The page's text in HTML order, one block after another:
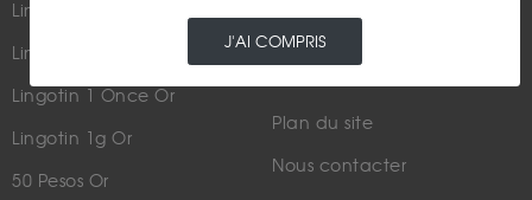
Lingot 1Kg Or
Lingot 100g Or
Lingotin 1 Once Or
Lingotin 1g Or
50 Pesos Or
Parutions dans les médias
Plan du site
Nous contacter
J'AI COMPRIS